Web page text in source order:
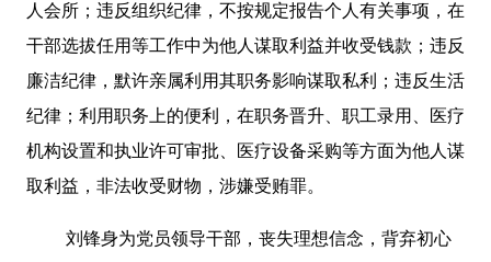
人会所；违反组织纪律，不按规定报告个人有关事项，在
干部选拔任用等工作中为他人谋取利益并收受钱款；违反
廉洁纪律，默许亲属利用其职务影响谋取私利；违反生活
纪律；利用职务上的便利，在职务晋升、职工录用、医疗
机构设置和执业许可审批、医疗设备采购等方面为他人谋
取利益，非法收受财物，涉嫌受贿罪。
刘锋身为党员领导干部，丧失理想信念，背弃初心